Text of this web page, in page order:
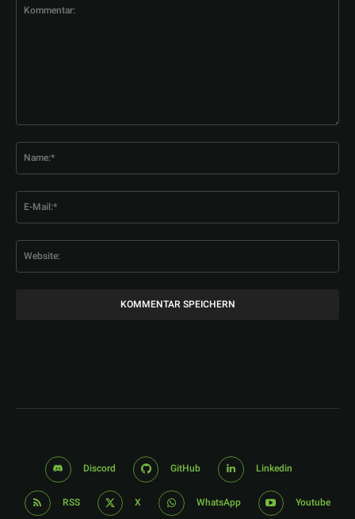
Discord GitHub Linkedin
RSS X WhatsApp Youtube